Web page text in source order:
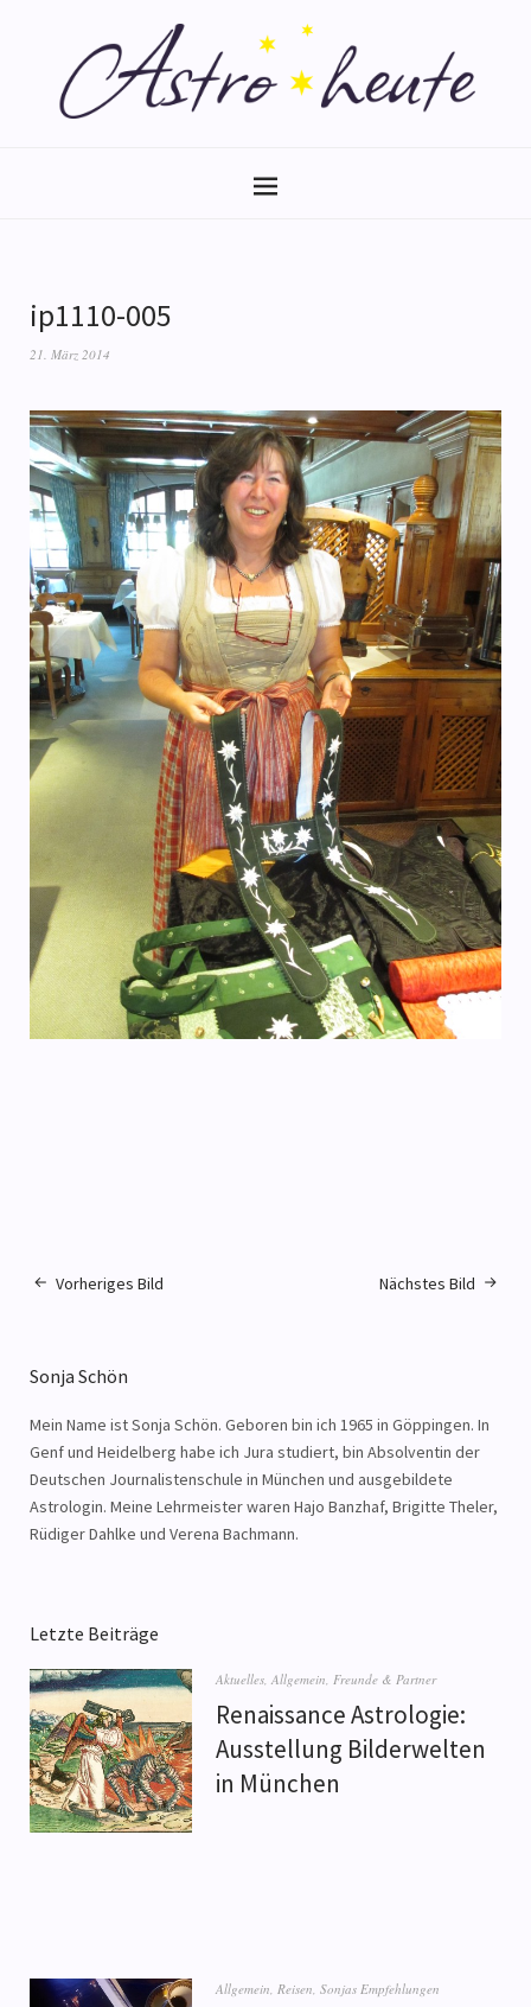
ip1110-005
21. März 2014
Nächstes Bild
Vorheriges Bild
Sonja Schön
Mein Name ist Sonja Schön. Geboren bin ich 1965 in Göppingen. In
Genf und Heidelberg habe ich Jura studiert, bin Absolventin der
Deutschen Journalistenschule in München und ausgebildete
Astrologin. Meine Lehrmeister waren Hajo Banzhaf, Brigitte Theler,
Rüdiger Dahlke und Verena Bachmann.
Letzte Beiträge
Aktuelles,Allgemein,Freunde & Partner
Renaissance Astrologie:
Ausstellung Bilderwelten
in München
Allgemein,Reisen,Sonjas Empfehlungen